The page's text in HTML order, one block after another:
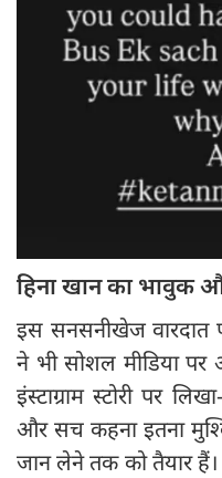
हिना खान का भावुक
इस सनसनीखेज वारदात
ने भी सोशल मीडिया पर
इंस्टाग्राम स्टोरी
और सच कहना इतना
जान लेने तक को तैयार हैं।